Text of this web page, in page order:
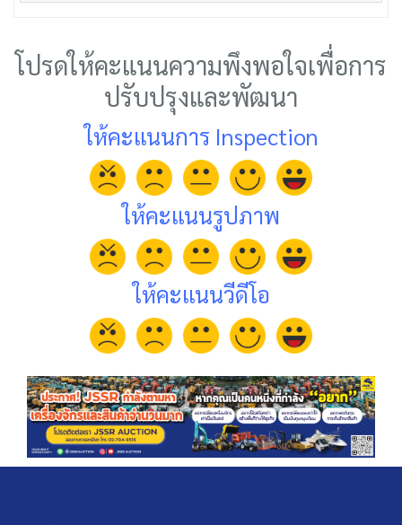
โปรดให้คะแนนความพึงพอใจเพื่อการ
ปรับปรุงและพัฒนา
ให้คะแนนการ Inspection
ให้คะแนนรูปภาพ
ให้คะแนนวีดีโอ